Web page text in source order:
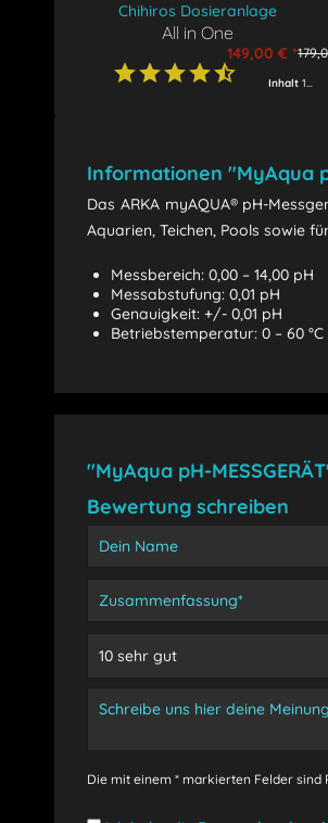
Chihiros Dosieranlage
Komplettset
All in One
149,00 € *
Inhalt 1 Stück
Informationen "MyAqua
Das ARKA myAQUA® pH-
Aquarien, Teichen, Pools sowie
Messbereich: 0,00 – 14,00 pH
Messabstufung: 0,01 pH
Genauigkeit: +/- 0,01 pH
Betriebstemperatur: 0 – 60 °C
"MyAqua pH-
Bewertung schreiben
Die mit einem * markierten Felder sind